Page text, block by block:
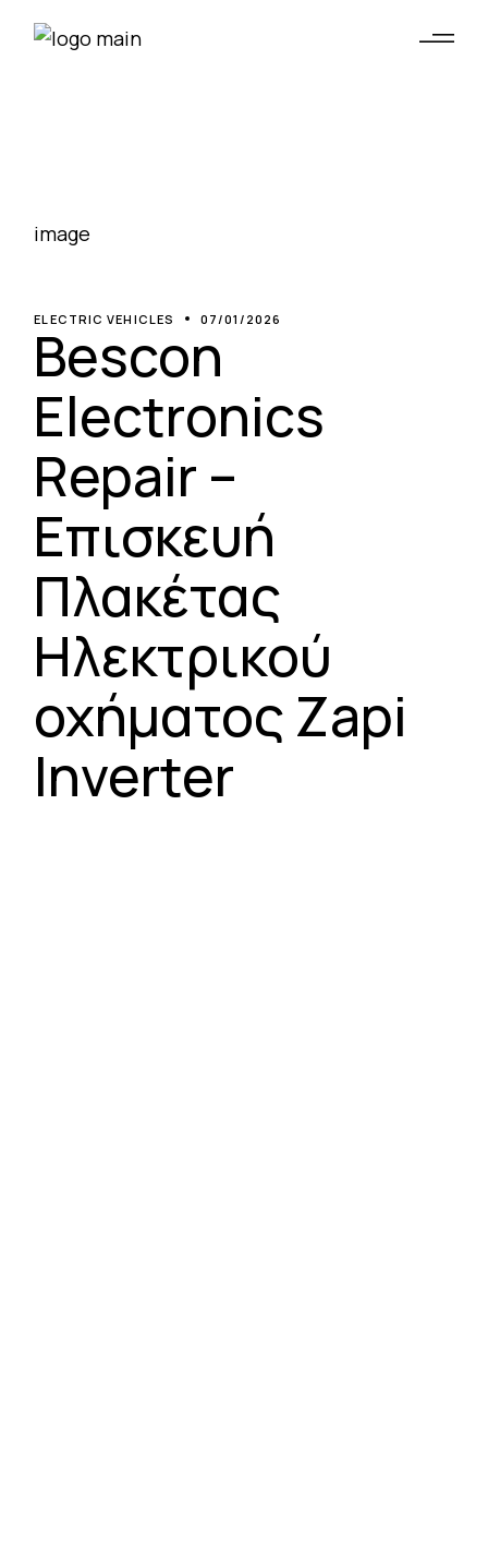
ELECTRIC VEHICLES 07/01/2026
Bescon
Electronics
Repair –
Επισκευή
Πλακέτας
Ηλεκτρικού
οχήματος Zapi
Inverter